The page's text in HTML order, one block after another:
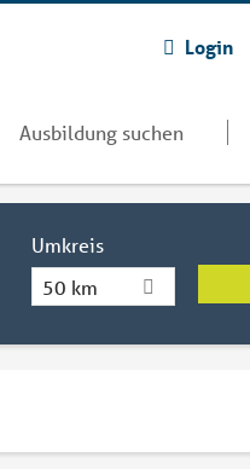
Login
Ausbildung suchen
Umkreis
50 km